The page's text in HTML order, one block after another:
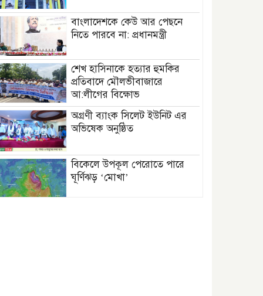
বাংলাদেশকে কেউ আর পেছনে
নিতে পারবে না: প্রধানমন্ত্রী
শেখ হাসিনাকে হত্যার হুমকির
প্রতিবাদে মৌলভীবাজারে
আ:লীগের বিক্ষোভ
অগ্রণী ব্যাংক সিলেট ইউনিট এর
অভিষেক অনুষ্ঠিত
বিকেলে উপকূল পেরোতে পারে
ঘূর্ণিঝড় ‘মোখা’